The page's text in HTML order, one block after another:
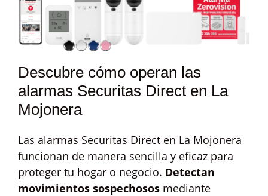
Descubre cómo operan las
alarmas Securitas Direct en La
Mojonera
Las alarmas Securitas Direct en La Mojonera
funcionan de manera sencilla y eficaz para
proteger tu hogar o negocio. Detectan
movimientos sospechosos mediante